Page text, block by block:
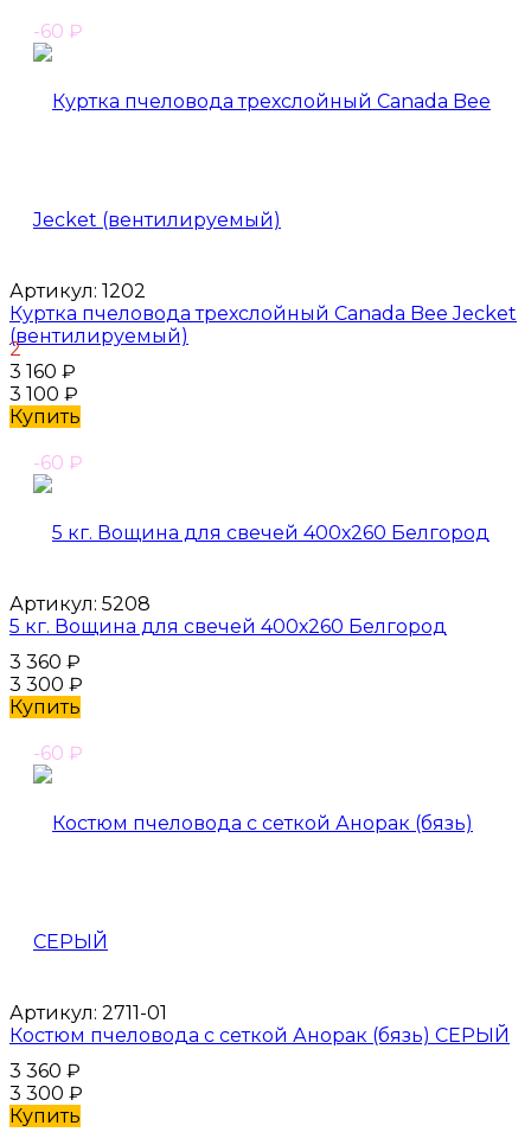
-60 ₽
Артикул: 1202
Куртка пчеловода трехслойный Canada Bee Jecket
(вентилируемый)
2
3 160 ₽
3 100 ₽
Купить
-60 ₽
Артикул: 5208
5 кг. Вощина для свечей 400х260 Белгород
3 360 ₽
3 300 ₽
Купить
-60 ₽
Артикул: 2711-01
Костюм пчеловода с сеткой Анорак (бязь) СЕРЫЙ
3 360 ₽
3 300 ₽
Купить